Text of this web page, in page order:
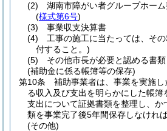
(2)
湖南市障がい者グループホー
(様式第6号)
(3)
事業収支決算書
(4)
工事の施工に当たっては、そ
付すること。)
(5)
その他市長が必要と認める書類
(補助金に係る帳簿等の保存)
第10条
補助事業者は、事業を実施
る収入及び支出を明らかにした帳
支出について証拠書類を整理し、か
類を事業完了後5年間保存しなければ
(その他)